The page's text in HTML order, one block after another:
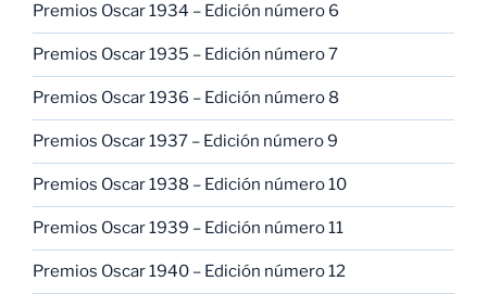
Premios Oscar 1934 – Edición número 6
Premios Oscar 1935 – Edición número 7
Premios Oscar 1936 – Edición número 8
Premios Oscar 1937 – Edición número 9
Premios Oscar 1938 – Edición número 10
Premios Oscar 1939 – Edición número 11
Premios Oscar 1940 – Edición número 12